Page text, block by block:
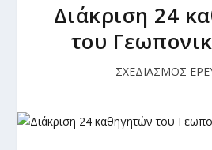
Διάκριση 24
του
ΣΧΕΔΙΑΣΜΟΣ